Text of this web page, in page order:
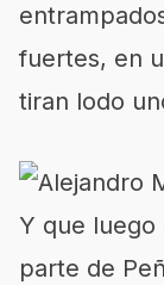
fuertes, en
tiran lodo
Y que
parte de